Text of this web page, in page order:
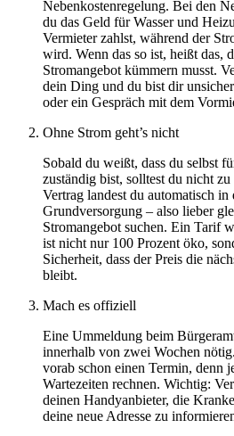
Nebenkostenregelung. Bei den
du das Geld für Wasser und
Vermieter zahlst, während der
wird. Wenn das so ist, heißt das,
Stromangebot kümmern musst.
dein Ding und du bist dir
oder ein Gespräch mit dem
Ohne Strom geht’s nicht
Sobald du weißt, dass du selbst
zuständig bist, solltest du nicht
Vertrag landest du automatisch in
Grundversorgung – also lieber
Stromangebot suchen. Ein Tarif
ist nicht nur 100 Prozent öko,
Sicherheit, dass der Preis die
bleibt.
Mach es offiziell
Eine Ummeldung beim
innerhalb von zwei Wochen
vorab schon einen Termin, denn
Wartezeiten rechnen. Wichtig:
deinen Handyanbieter, die
deine neue Adresse zu